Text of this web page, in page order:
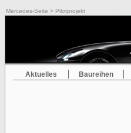
Mercedes-Seite > Pilotprojekt
Aktuelles Baureihen